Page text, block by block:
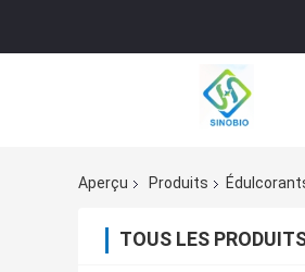
Aperçu Produits
TOUS LES